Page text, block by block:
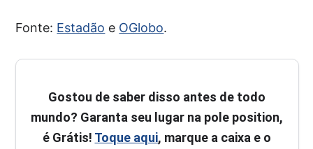
Fonte: Estadão e OGlobo.
Gostou de saber disso antes de todo
mundo? Garanta seu lugar na pole position,
é Grátis! Toque aqui, marque a caixa e o